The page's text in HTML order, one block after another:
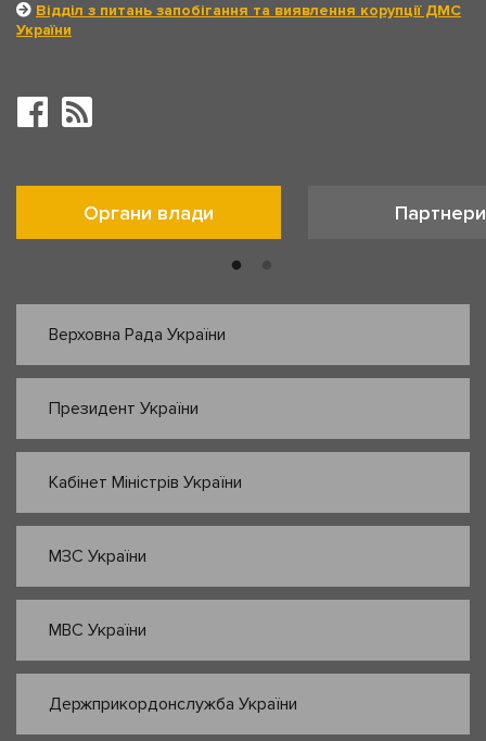
Відділ з питань запобігання та виявлення корупції ДМС
України
Органи влади Партнери
Верховна Рада України
Президент України
Кабінет Міністрів України
МЗС України
МВС України
Держприкордонслужба України